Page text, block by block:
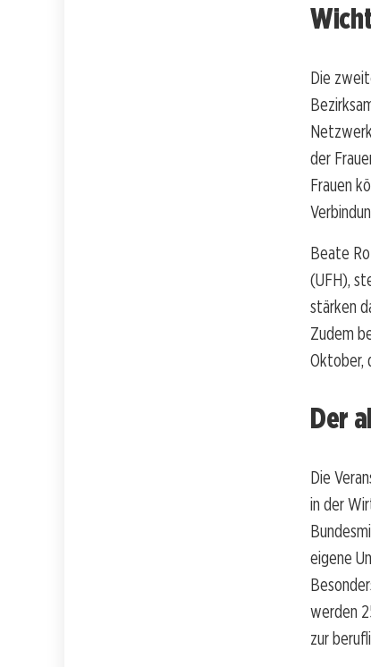
Die
der
Frauen
Beate
(UFH),
stärken
Zudem
Oktober,
Der
Die
in der
eigene
werden
zur